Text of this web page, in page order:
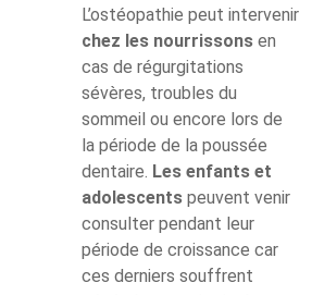
L’ostéopathie peut intervenir
chez les nourrissons en
cas de régurgitations
sévères, troubles du
sommeil ou encore lors de
la période de la poussée
dentaire. Les enfants et
adolescents peuvent venir
consulter pendant leur
période de croissance car
ces derniers souffrent